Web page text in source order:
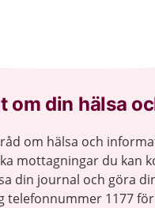
om din hälsa
om hälsa och
mottagningar du kan
din journal och göra
telefonnummer 1177 för